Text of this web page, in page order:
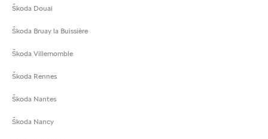
Škoda Douai
Škoda Bruay la Buissière
Škoda Villemomble
Škoda Rennes
Škoda Nantes
Škoda Nancy